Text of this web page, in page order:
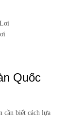
Quốc
cần biết cách lựa